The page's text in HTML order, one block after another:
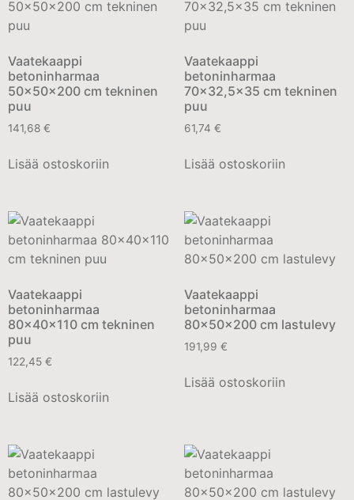
Vaatekaappi
betoninharmaa
50x50x200 cm tekninen
puu
141,68 €
Lisää ostoskoriin
Vaatekaappi
betoninharmaa
70×32,5×35 cm tekninen
puu
61,74 €
Lisää ostoskoriin
Vaatekaappi
betoninharmaa
80x40x110 cm tekninen
puu
122,45 €
Lisää ostoskoriin
Vaatekaappi
betoninharmaa
80x50x200 cm lastulevy
191,99 €
Lisää ostoskoriin